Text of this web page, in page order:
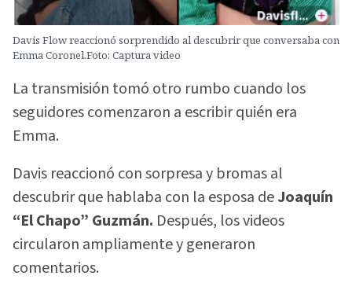
Davis Flow reaccionó sorprendido al descubrir que conversaba con
Emma Coronel.Foto: Captura video
La transmisión tomó otro rumbo cuando los
seguidores comenzaron a escribir quién era
Emma.
Davis reaccionó con sorpresa y bromas al
descubrir que hablaba con la esposa deJoaquín
“El Chapo” Guzmán. Después, los videos
circularon ampliamente y generaron
comentarios.